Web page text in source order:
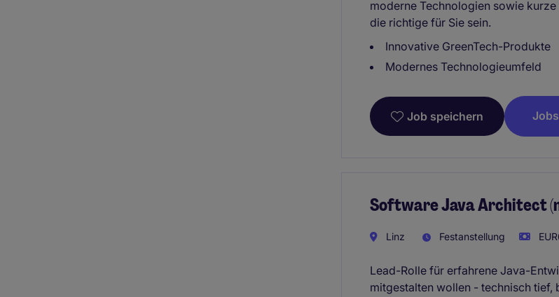
moderne Technologien sowie
die richtige für Sie sein.
Innovative GreenTech-Produkte
Modernes Technologieumfeld
Job speichern
Software Java Architect
Linz Festanstellung
Lead-Rolle für erfahrene Java-
mitgestalten wollen - technisch tief,